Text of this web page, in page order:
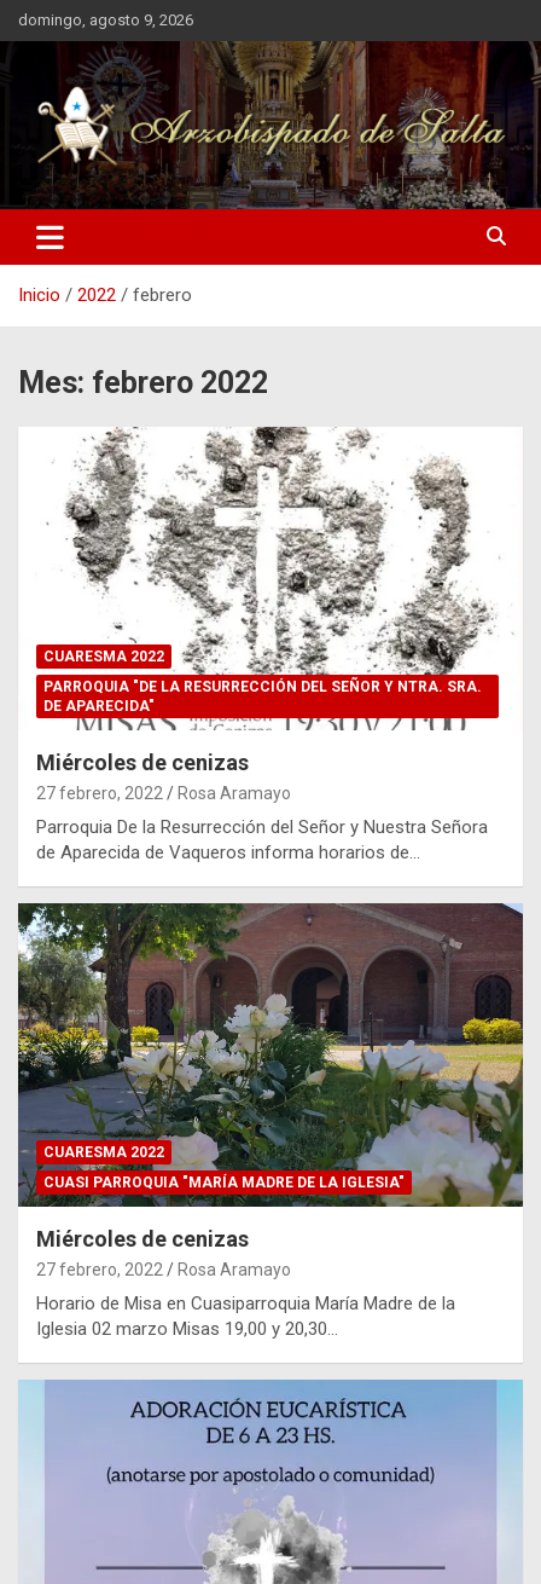
Saltar
al
contenido
domingo, agosto 9, 2026
Arzobispado de Salta
Arzobispado de Salta
Inicio 2022 febrero
Mes: febrero 2022
CUARESMA 2022
PARROQUIA "DE LA RESURRECCIÓN DEL SEÑOR Y NTRA. SRA.
DE APARECIDA"
Miércoles de cenizas
27 febrero, 2022 Rosa Aramayo
Parroquia De la Resurrección del Señor y Nuestra Señora
de Aparecida de Vaqueros informa horarios de…
CUARESMA 2022
CUASI PARROQUIA "MARÍA MADRE DE LA IGLESIA"
Miércoles de cenizas
27 febrero, 2022 Rosa Aramayo
Horario de Misa en Cuasiparroquia María Madre de la
Iglesia 02 marzo Misas 19,00 y 20,30…